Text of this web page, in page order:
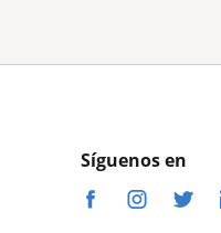
Síguenos en